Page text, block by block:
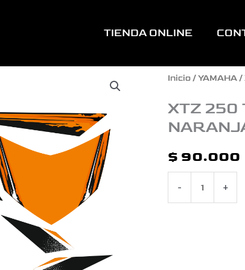
TIENDA ONLINE
Inicio/YAMAHA/
XTZ 250
$ 90.000
-
XTZ
250
TIPO
ORIGINAL
BLANCO
+